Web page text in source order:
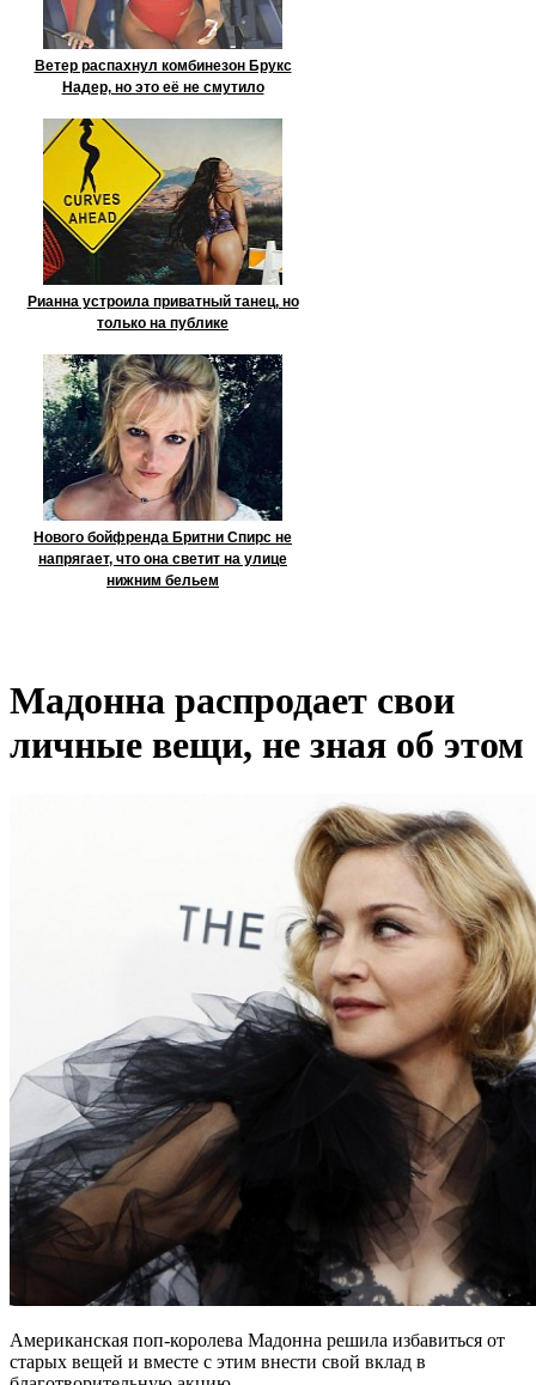
Ветер распахнул комбинезон Брукс
Надер, но это её не смутило
Рианна устроила приватный танец, но
только на публике
Нового бойфренда Бритни Спирс не
напрягает, что она светит на улице
нижним бельем
Мадонна распродает свои
личные вещи, не зная об этом
Американская поп-королева Мадонна решила избавиться от
старых вещей и вместе с этим внести свой вклад в